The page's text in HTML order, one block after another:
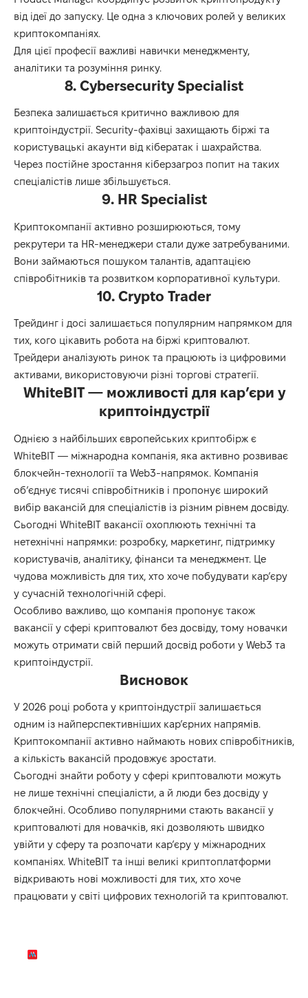
від ідеї до запуску. Це одна з ключових ролей у великих
криптокомпаніях.
Для цієї професії важливі навички менеджменту,
аналітики та розуміння ринку.
8. Cybersecurity Specialist
Безпека залишається критично важливою для
криптоіндустрії. Security-фахівці захищають біржі та
користувацькі акаунти від кібератак і шахрайства.
Через постійне зростання кіберзагроз попит на таких
спеціалістів лише збільшується.
9. HR Specialist
Криптокомпанії активно розширюються, тому
рекрутери та HR-менеджери стали дуже затребуваними.
Вони займаються пошуком талантів, адаптацією
співробітників та розвитком корпоративної культури.
10. Crypto Trader
Трейдинг і досі залишається популярним напрямком для
тих, кого цікавить робота на біржі криптовалют.
Трейдери аналізують ринок та працюють із цифровими
активами, використовуючи різні торгові стратегії.
WhiteBIT — можливості для кар’єри у
криптоіндустрії
Однією з найбільших європейських криптобірж є
WhiteBIT — міжнародна компанія, яка активно розвиває
блокчейн-технології та Web3-напрямок. Компанія
об’єднує тисячі співробітників і пропонує широкий
вибір вакансій для спеціалістів із різним рівнем досвіду.
Сьогодні WhiteBIT вакансії охоплюють технічні та
нетехнічні напрямки: розробку, маркетинг, підтримку
користувачів, аналітику, фінанси та менеджмент. Це
чудова можливість для тих, хто хоче побудувати кар’єру
у сучасній технологічній сфері.
Особливо важливо, що компанія пропонує також
вакансії у сфері криптовалют без досвіду, тому новачки
можуть отримати свій перший досвід роботи у Web3 та
криптоіндустрії.
Висновок
У 2026 році робота у криптоіндустрії залишається
одним із найперспективніших кар’єрних напрямів.
Криптокомпанії активно наймають нових співробітників,
а кількість вакансій продовжує зростати.
Сьогодні знайти роботу у сфері криптовалюти можуть
не лише технічні спеціалісти, а й люди без досвіду у
блокчейні. Особливо популярними стають вакансії у
криптовалюті для новачків, які дозволяють швидко
увійти у сферу та розпочати кар’єру у міжнародних
компаніях. WhiteBIT та інші великі криптоплатформи
відкривають нові можливості для тих, хто хоче
працювати у світі цифрових технологій та криптовалют.